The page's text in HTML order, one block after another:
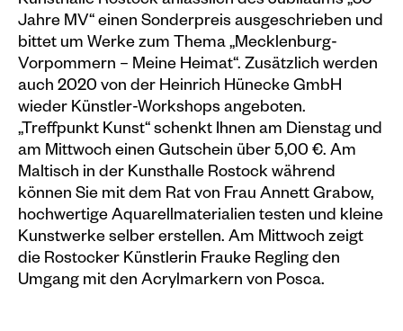
Archiv
Shop
Kataloge
Plakate
Sondereditionen
Editionen
Merchandise
Jahre MV“ einen Sonderpreis ausgeschrieben und
bittet um Werke zum Thema „Mecklenburg-
Vorpommern – Meine Heimat“. Zusätzlich werden
auch 2020 von der Heinrich Hünecke GmbH
wieder Künstler-Workshops angeboten.
„Treffpunkt Kunst“ schenkt Ihnen am Dienstag und
am Mittwoch einen Gutschein über 5,00 €. Am
Maltisch in der Kunsthalle Rostock während
können Sie mit dem Rat von Frau Annett Grabow,
hochwertige Aquarellmaterialien testen und kleine
Kunstwerke selber erstellen. Am Mittwoch zeigt
die Rostocker Künstlerin Frauke Regling den
Umgang mit den Acrylmarkern von Posca.